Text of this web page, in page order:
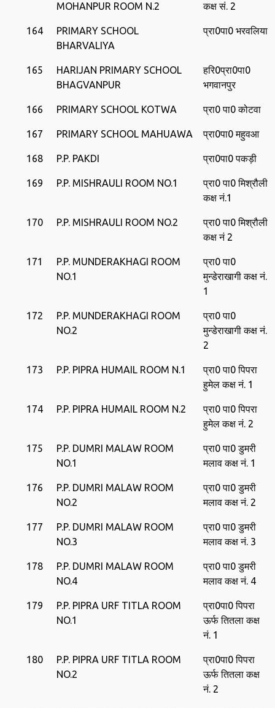
MOHANPUR ROOM N.2 कक्ष सं. 2
164
PRIMARY SCHOOL
BHARVALIYA
प्रा0पा0 भरवलिया
165
HARIJAN PRIMARY SCHOOL
BHAGVANPUR
हरि0प्रा0पा0
भगवानपुर
166 PRIMARY SCHOOL KOTWA प्रा0 पा0 कोटवा
167 PRIMARY SCHOOL MAHUAWA प्रा0पा0 महुवआ
168 P.P. PAKDI प्रा0पा0 पकड़ी
169 P.P. MISHRAULI ROOM NO.1
प्रा0 पा0 मिश्रौली
कक्ष नं.1
170 P.P. MISHRAULI ROOM NO.2
प्रा0 पा0 मिश्रौली
कक्ष नं 2
171
P.P. MUNDERAKHAGI ROOM
NO.1
प्रा0 पा0
मुन्‍डेराखागी कक्ष नं.
1
172
P.P. MUNDERAKHAGI ROOM
NO.2
प्रा0 पा0
मुन्‍डेराखागी कक्ष नं.
2
173 P.P. PIPRA HUMAIL ROOM N.1
प्रा0 पा0 पिपरा
हुमेल कक्ष नं. 1
174 P.P. PIPRA HUMAIL ROOM N.2
प्रा0 पा0 पिपरा
हुमेल कक्ष नं. 2
175
P.P. DUMRI MALAW ROOM
NO.1
प्रा0 पा0 डुमरी
मलाव कक्ष नं. 1
176
P.P. DUMRI MALAW ROOM
NO.2
प्रा0 पा0 डुमरी
मलाव कक्ष नं. 2
177
P.P. DUMRI MALAW ROOM
NO.3
प्रा0 पा0 डुमरी
मलाव कक्ष नं. 3
178
P.P. DUMRI MALAW ROOM
NO.4
प्रा0 पा0 डुमरी
मलाव कक्ष नं. 4
179
P.P. PIPRA URF TITLA ROOM
NO.1
प्रा0पा0 पिपरा
ऊर्फ तितला कक्ष
नं. 1
180
P.P. PIPRA URF TITLA ROOM
NO.2
प्रा0पा0 पिपरा
ऊर्फ तितला कक्ष
नं. 2